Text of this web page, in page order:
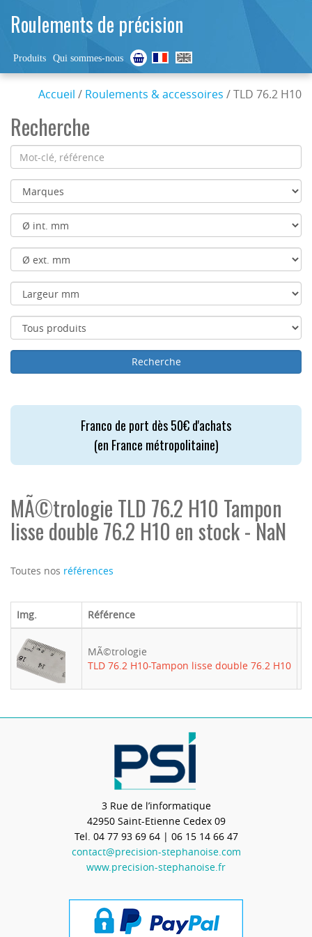
Roulements de précision
Produits Qui sommes-nous
Accueil / Roulements & accessoires / TLD 76.2 H10
Recherche
Franco de port dès 50€ d'achats
(en France métropolitaine)
MÃ©trologie TLD 76.2 H10 Tampon
lisse double 76.2 H10 en stock - NaN
Toutes nos références
Img. Référence
MÃ©trologie
TLD 76.2 H10-Tampon lisse double 76.2 H10
3 Rue de l’informatique
42950 Saint-Etienne Cedex 09
Tel. 04 77 93 69 64| 06 15 14 66 47
contact@precision-stephanoise.com
www.precision-stephanoise.fr